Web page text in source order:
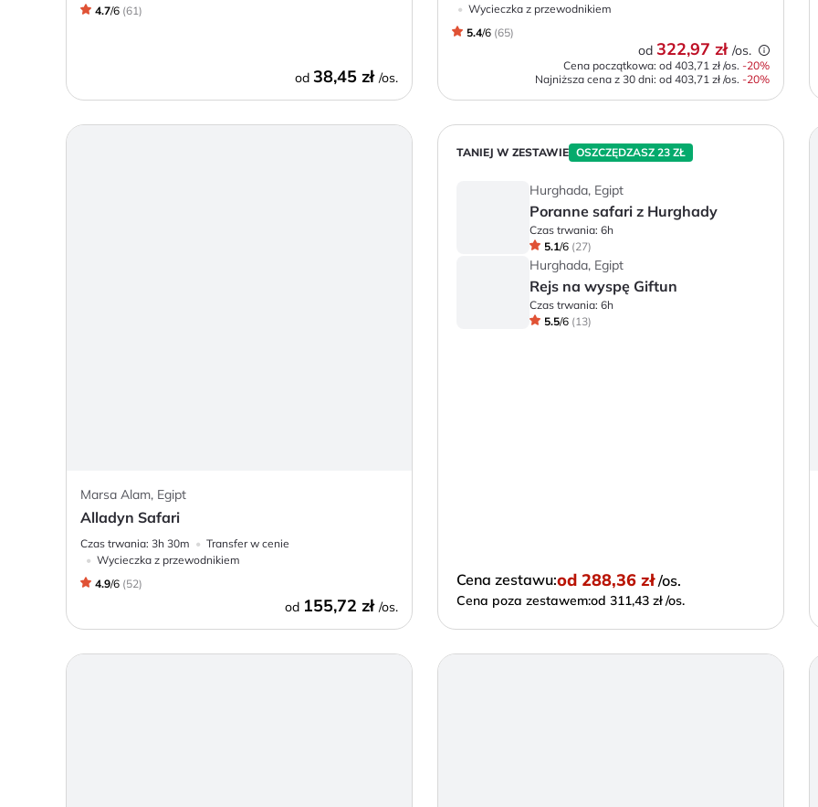
4.7/6 (61)
od38,45 zł /os.
Wycieczka z przewodnikiem
5.4/6 (65)
od 322,97 zł /os.
Cena początkowa: od 403,71 zł /os. -20%
Najniższa cena z 30 dni: od 403,71 zł /os. -20%
Marsa Alam, Egipt
Alladyn Safari
Czas trwania: 3h 30m
Transfer w cenie
Wycieczka z przewodnikiem
4.9/6 (52)
od 155,72 zł /os.
TANIEJ W ZESTAWIE OSZCZĘDZASZ 23 ZŁ
Hurghada, Egipt
Poranne safari z Hurghady
Czas trwania: 6h
5.1/6 (27)
Hurghada, Egipt
Rejs na wyspę Giftun
Czas trwania: 6h
5.5/6 (13)
Cena zestawu:od 288,36 zł /os.
Cena poza zestawem:od 311,43 zł /os.